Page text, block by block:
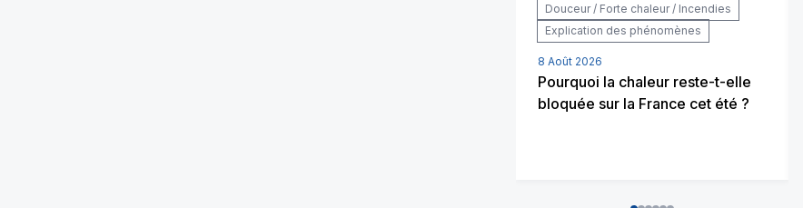
Douceur / Forte chaleur / Incendies
Explication des phénomènes
8 Août 2026
Pourquoi la chaleur reste-t-elle
bloquée sur la France cet été ?